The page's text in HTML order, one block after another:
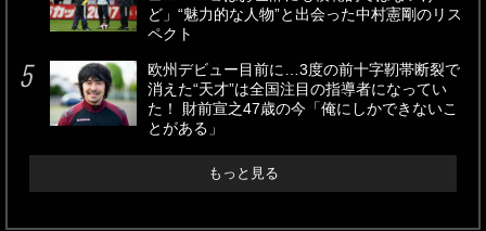
ど」“魅力的な人物”と出会った中村憲剛のリス
ペクト
欧州デビュー目前に…3度の前十字靭帯断裂で
消えた“天才”は全国注目の指導者になってい
た！ 財前宣之47歳の今「俺にしかできないこ
とがある」
もっと見る